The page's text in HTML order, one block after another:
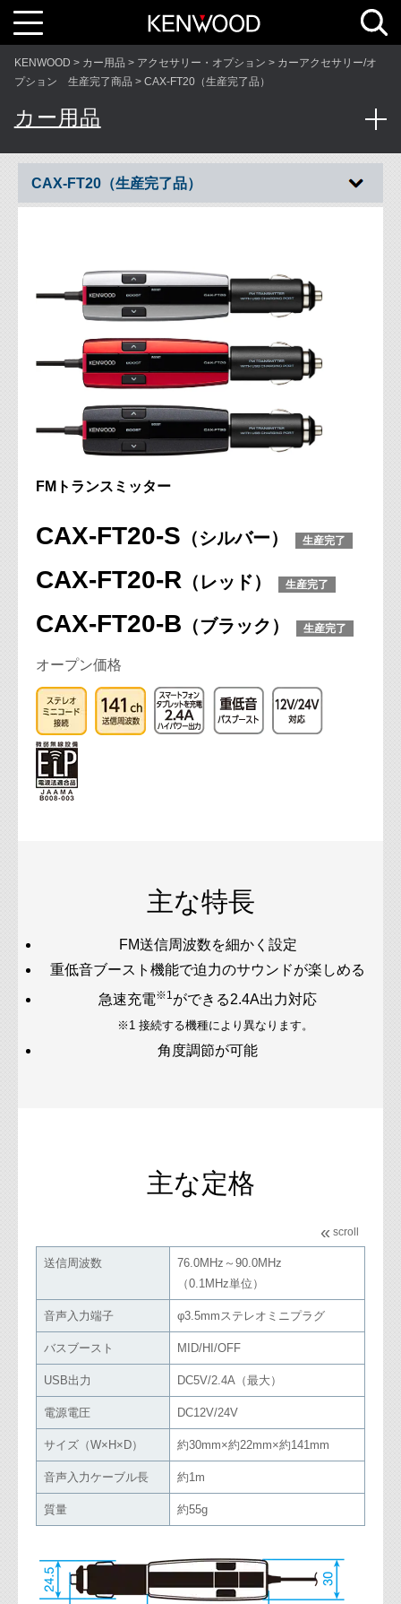
T
o
g
g
l
e
n
i
g
i
o
n
KENWOOD カー用品 アクセサリー・オプション
カーアクセサリー/オ
プション 生産完了商品
CAX-FT20（生産完了品）
カー用品
CAX-FT20（生産完了品）
FMトランスミッター
CAX-FT20-S （シルバー） 生産完了
CAX-FT20-R （レッド） 生産完了
CAX-FT20-B （ブラック） 生産完了
オープン価格
主な特長
FM送信周波数を細かく設定
重低音ブースト機能で迫力のサウンドが楽しめる
急速充電※1ができる2.4A出力対応
※1 接続する機種により異なります。
角度調節が可能
主な定格
« scroll
送信周波数
76.0MHz～90.0MHz
（0.1MHz単位）
音声入力端子 φ3.5mmステレオミニプラグ
バスブースト MID/HI/OFF
USB出力 DC5V/2.4A（最大）
電源電圧 DC12V/24V
サイズ（W×H×D） 約30mm×約22mm×約141mm
音声入力ケーブル長 約1m
質量 約55g